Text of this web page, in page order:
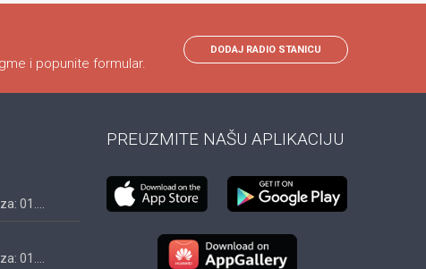
i popunite formular.
DODAJ RADIO STANICU
01....
01....
PREUZMITE NAŠU APLIKACIJU